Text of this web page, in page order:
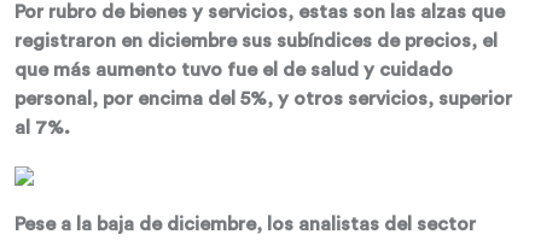
Por rubro de bienes y servicios, estas son las alzas que
registraron en diciembre sus subíndices de precios, el
que más aumento tuvo fue el de salud y cuidado
personal, por encima del 5%, y otros servicios, superior
al 7%.
Pese a la baja de diciembre, los analistas del sector